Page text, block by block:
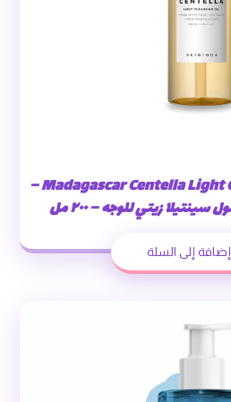
SKIN١٠٠٤ Madagascar Centella Light Cleansing Oil –
إضافة إلى السلة